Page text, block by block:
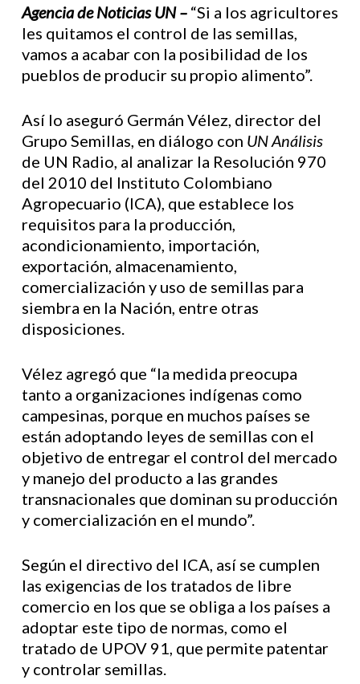
Agencia de Noticias UN – “Si a los agricultores
les quitamos el control de las semillas,
vamos a acabar con la posibilidad de los
pueblos de producir su propio alimento”.
Así lo aseguró Germán Vélez, director del
Grupo Semillas, en diálogo con UN Análisis
de UN Radio, al analizar la Resolución 970
del 2010 del Instituto Colombiano
Agropecuario (ICA), que establece los
requisitos para la producción,
acondicionamiento, importación,
exportación, almacenamiento,
comercialización y uso de semillas para
siembra en la Nación, entre otras
disposiciones.
Vélez agregó que “la medida preocupa
tanto a organizaciones indígenas como
campesinas, porque en muchos países se
están adoptando leyes de semillas con el
objetivo de entregar el control del mercado
y manejo del producto a las grandes
transnacionales que dominan su producción
y comercialización en el mundo”.
Según el directivo del ICA, así se cumplen
las exigencias de los tratados de libre
comercio en los que se obliga a los países a
adoptar este tipo de normas, como el
tratado de UPOV 91, que permite patentar
y controlar semillas.